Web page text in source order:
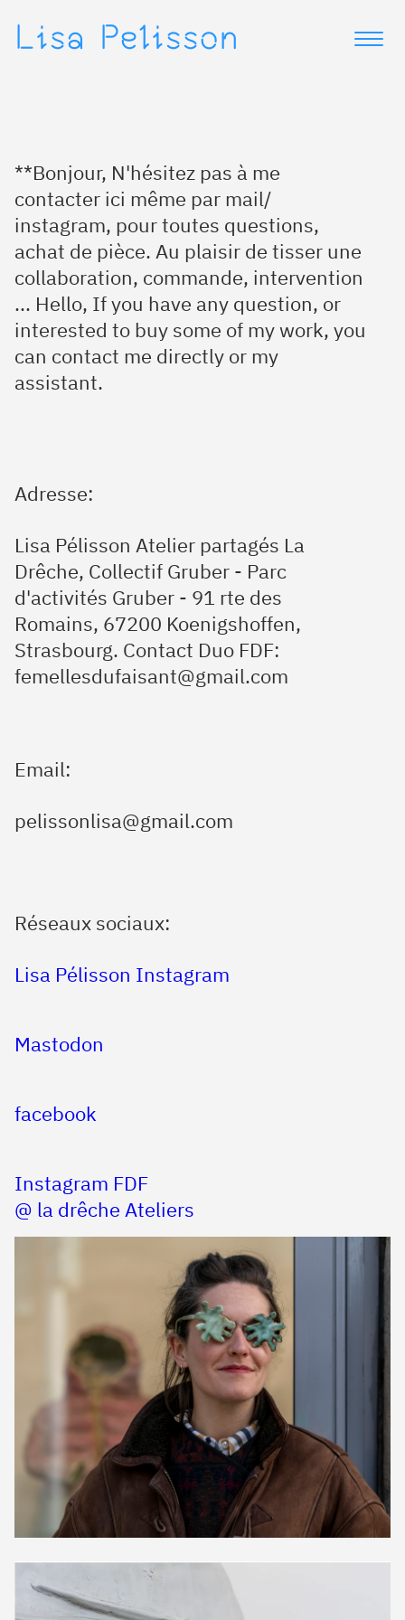
Lisa Pelisson
**Bonjour, N'hésitez pas à me
contacter ici même par mail/
instagram, pour toutes questions,
achat de pièce. Au plaisir de tisser une
collaboration, commande, intervention
... Hello, If you have any question, or
interested to buy some of my work, you
can contact me directly or my
assistant.
Adresse:
Lisa Pélisson Atelier partagés La
Drêche, Collectif Gruber - Parc
d'activités Gruber - 91 rte des
Romains, 67200 Koenigshoffen,
Strasbourg. Contact Duo FDF:
femellesdufaisant@gmail.com
Email:
pelissonlisa@gmail.com
Réseaux sociaux:
Lisa Pélisson Instagram
Mastodon
facebook
Instagram FDF
@ la drêche Ateliers